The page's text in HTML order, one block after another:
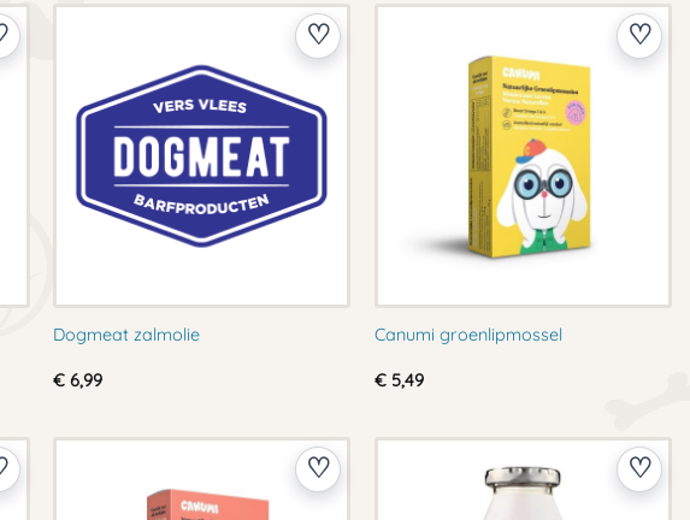
Dogmeat zalmolie
€ 6,99
Canumi groenlipmossel
€5,49